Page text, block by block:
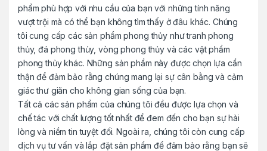
phẩm phù hợp với nhu cầu của bạn với những tính năng
vượt trội mà có thể bạn không tìm thấy ở đâu khác. Chúng
tôi cung cấp các sản phẩm phong thủy như tranh phong
thủy, đá phong thủy, vòng phong thủy và các vật phẩm
phong thủy khác. Những sản phẩm này được chọn lựa cẩn
thận để đảm bảo rằng chúng mang lại sự cân bằng và cảm
giác thư giãn cho không gian sống của bạn.
Tất cả các sản phẩm của chúng tôi đều được lựa chọn và
chế tác với chất lượng tốt nhất để đem đến cho bạn sự hài
lòng và niềm tin tuyệt đối. Ngoài ra, chúng tôi còn cung cấp
dịch vụ tư vấn và lắp đặt sản phẩm để đảm bảo rằng bạn sẽ